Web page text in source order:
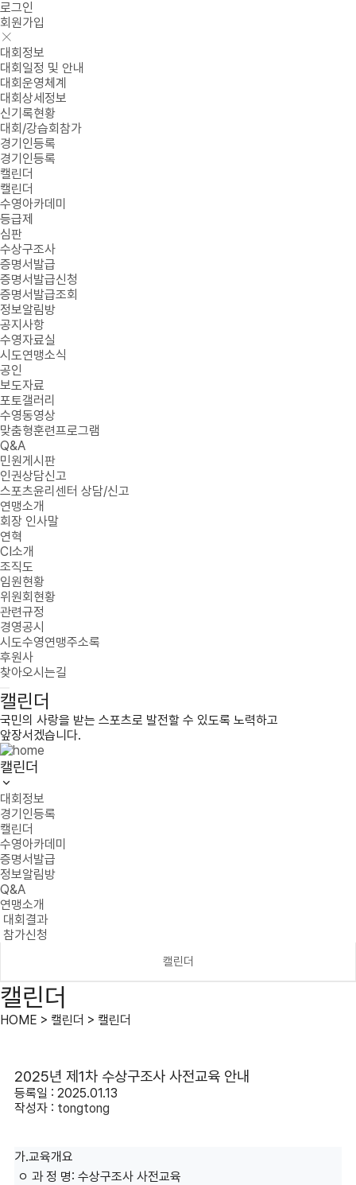
로그인
회원가입
대회정보
대회일정 및 안내
대회운영체계
대회상세정보
신기록현황
대회/강습회참가
경기인등록
경기인등록
캘린더
캘린더
수영아카데미
등급제
심판
수상구조사
증명서발급
증명서발급신청
증명서발급조회
정보알림방
공지사항
수영자료실
시도연맹소식
공인
보도자료
포토갤러리
수영동영상
맞춤형훈련프로그램
Q&A
민원게시판
인권상담신고
스포츠윤리센터 상담/신고
연맹소개
회장 인사말
연혁
CI소개
조직도
임원현황
위원회현황
관련규정
경영공시
시도수영연맹주소록
후원사
찾아오시는길
캘린더
국민의 사랑을 받는 스포츠로 발전할 수 있도록 노력하고
앞장서겠습니다.
캘린더
대회정보
경기인등록
캘린더
수영아카데미
증명서발급
정보알림방
Q&A
연맹소개
대회결과
참가신청
캘린더
캘린더
HOME > 캘린더 > 캘린더
2025년 제1차 수상구조사 사전교육 안내
등록일 : 2025.01.13
작성자 : tongtong
가.교육개요
ㅇ 과 정 명: 수상구조사 사전교육